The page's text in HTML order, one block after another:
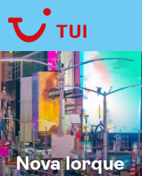
Nova Iorque